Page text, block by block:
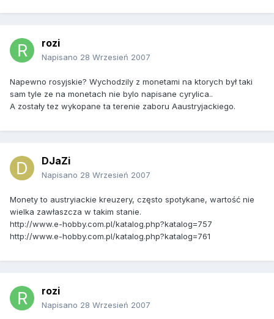
rozi
Napisano 28 Wrzesień 2007
Napewno rosyjskie? Wychodzily z monetami na ktorych był taki
sam tyle ze na monetach nie bylo napisane cyrylica..
A zostały tez wykopane ta terenie zaboru Aaustryjackiego.
DJaZi
Napisano 28 Wrzesień 2007
Monety to austryiackie kreuzery, często spotykane, wartość nie
wielka zawłaszcza w takim stanie.
http://www.e-hobby.com.pl/katalog.php?katalog=757
http://www.e-hobby.com.pl/katalog.php?katalog=761
rozi
Napisano 28 Wrzesień 2007